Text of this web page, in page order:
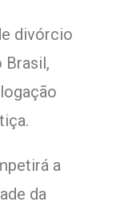
divórcio
Brasil,
a
da